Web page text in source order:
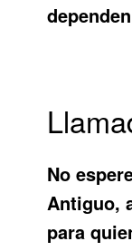
No
Antiguo,
para